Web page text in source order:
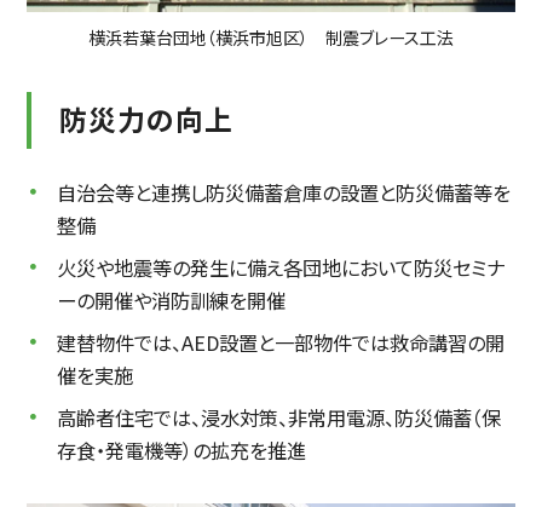
横浜若葉台団地（横浜市旭区） 制震ブレース工法
防災力の向上
自治会等と連携し防災備蓄倉庫の設置と防災備蓄等を
整備
火災や地震等の発生に備え各団地において防災セミナ
ーの開催や消防訓練を開催
建替物件では、AED設置と一部物件では救命講習の開
催を実施
高齢者住宅では、浸水対策、非常用電源、防災備蓄（保
存食・発電機等）の拡充を推進